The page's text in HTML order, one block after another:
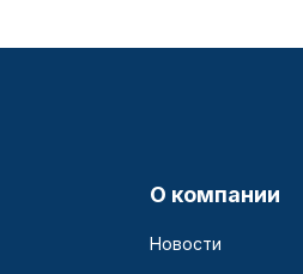
О компании
Новости